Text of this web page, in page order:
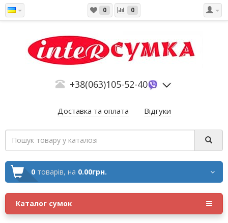
0 0
+38(063)105-52-40
Доставка та оплата Відгуки
0 товарів, на 0.00грн.
Каталог сумок